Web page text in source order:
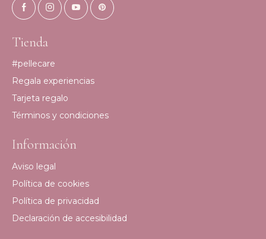
Tienda
#pellecare
Regala experiencias
Tarjeta regalo
Términos y condiciones
Información
Aviso legal
Política de cookies
Política de privacidad
Declaración de accesibilidad